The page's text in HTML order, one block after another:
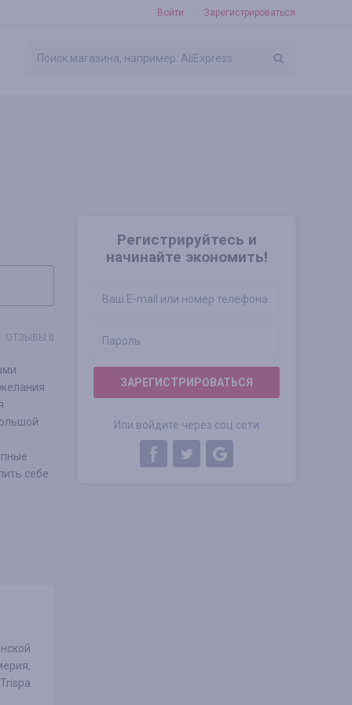
Войти Зарегистрироваться
Регистрируйтесь и
начинайте экономить!
ЗАРЕГИСТРИРОВАТЬСЯ
Или войдите через соц сети
ОТЗЫВЫ 0
себе